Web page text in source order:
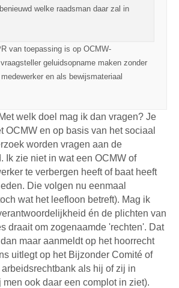
welke raadsman daar zal in
van toepassing is op OCMW-
geluidsopname maken zonder
en als bewijsmateriaal
welk doel mag ik dan vragen? Je
OCMW en op basis van het sociaal
worden vragen aan de
Ik zie niet in wat een OCMW of
te verbergen heeft of baat heeft
Die volgen nu eenmaal
wat het leefloon betreft). Mag ik
én de plichten van
draait om zogenaamde 'rechten'. Dat
maar aanmeldt op het hoorrecht
uitlegt op het Bijzonder Comité of
als hij of zij in
men ook daar een complot in ziet).